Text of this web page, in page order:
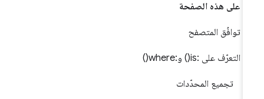
على هذه الصفحة
توافُق المتصفح
التعرّف على :is() و:where()
تجميع المحدّدات